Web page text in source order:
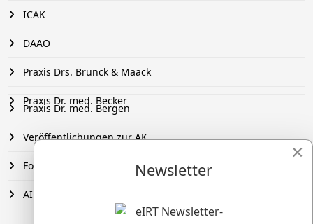
ICAK
DAAO
Praxis Drs. Brunck & Maack
Praxis Dr. med. Becker
Praxis Dr. med. Bergen
Veröffentlichungen zur AK
FobiZe
AIM
×
Newsletter